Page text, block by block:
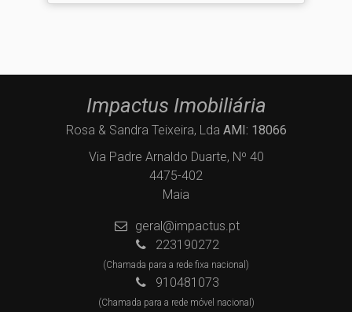
Impactus Imobiliária
Rosa & Sandra Teixeira, Lda AMI: 18066
Via Padre Arnaldo Duarte, Nº 40
4475-402
Maia
geral@impactus.pt
223190272
(Chamada para a rede fixa nacional)
910481073
(Chamada para a rede móvel nacional)